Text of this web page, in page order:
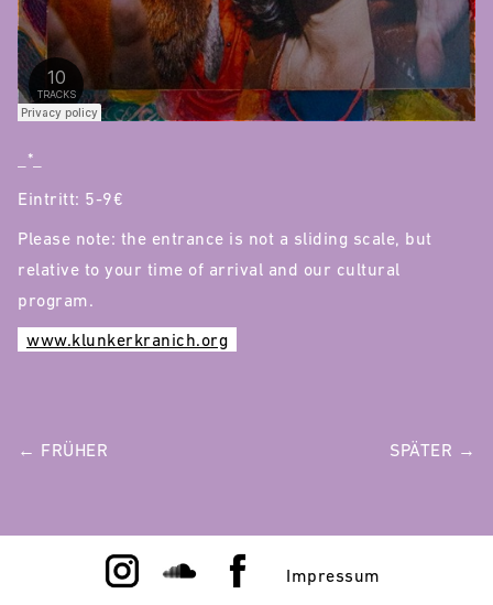
_*_
Eintritt: 5-9€
Please note: the entrance is not a sliding scale, but
relative to your time of arrival and our cultural
program.
www.klunkerkranich.org
POST
← FRÜHER SPÄTER →
Impressum